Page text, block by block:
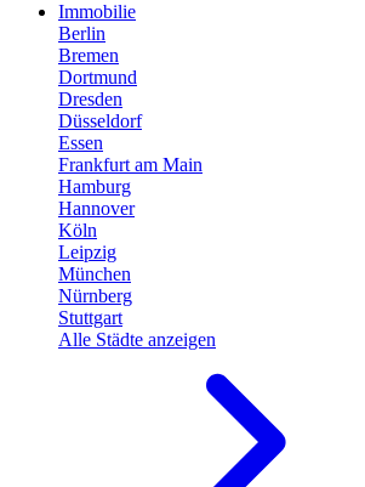
Immobilie
Berlin
Bremen
Dortmund
Dresden
Düsseldorf
Essen
Frankfurt am Main
Hamburg
Hannover
Köln
Leipzig
München
Nürnberg
Stuttgart
Alle Städte anzeigen